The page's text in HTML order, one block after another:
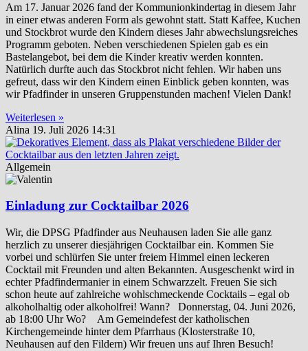
Am 17. Januar 2026 fand der Kommunionkindertag in diesem Jahr
in einer etwas anderen Form als gewohnt statt. Statt Kaffee, Kuchen
und Stockbrot wurde den Kindern dieses Jahr abwechslungsreiches
Programm geboten. Neben verschiedenen Spielen gab es ein
Bastelangebot, bei dem die Kinder kreativ werden konnten.
Natürlich durfte auch das Stockbrot nicht fehlen. Wir haben uns
gefreut, dass wir den Kindern einen Einblick geben konnten, was
wir Pfadfinder in unseren Gruppenstunden machen! Vielen Dank!
Weiterlesen »
Alina 19. Juli 2026 14:31
Allgemein
Einladung zur Cocktailbar 2026
Wir, die DPSG Pfadfinder aus Neuhausen laden Sie alle ganz
herzlich zu unserer diesjährigen Cocktailbar ein. Kommen Sie
vorbei und schlürfen Sie unter freiem Himmel einen leckeren
Cocktail mit Freunden und alten Bekannten. Ausgeschenkt wird in
echter Pfadfindermanier in einem Schwarzzelt. Freuen Sie sich
schon heute auf zahlreiche wohlschmeckende Cocktails – egal ob
alkoholhaltig oder alkoholfrei! Wann? Donnerstag, 04. Juni 2026,
ab 18:00 Uhr Wo? Am Gemeindefest der katholischen
Kirchengemeinde hinter dem Pfarrhaus (Klosterstraße 10,
Neuhausen auf den Fildern) Wir freuen uns auf Ihren Besuch!